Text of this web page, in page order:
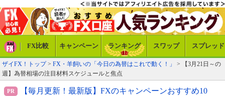
FX比較 キャンペーン ランキング スワップ スプレッド
ザイFX！トップ> FX・羊飼いの「今日の為替はこれで動く！」
> 【3月21日～の
週】為替相場の注目材料スケジュールと焦点
【毎月更新！最新版】FXのキャンペーンおすすめ10